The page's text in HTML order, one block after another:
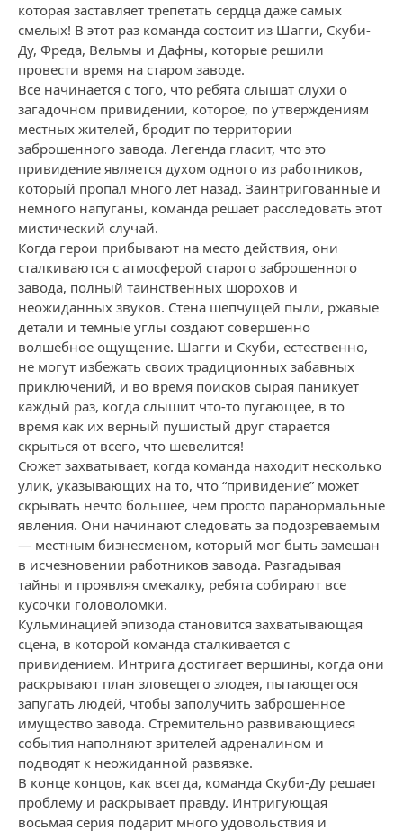
которая заставляет трепетать сердца даже самых
смелых! В этот раз команда состоит из Шагги, Скуби-
Ду, Фреда, Вельмы и Дафны, которые решили
провести время на старом заводе.
Все начинается с того, что ребята слышат слухи о
загадочном привидении, которое, по утверждениям
местных жителей, бродит по территории
заброшенного завода. Легенда гласит, что это
привидение является духом одного из работников,
который пропал много лет назад. Заинтригованные и
немного напуганы, команда решает расследовать этот
мистический случай.
Когда герои прибывают на место действия, они
сталкиваются с атмосферой старого заброшенного
завода, полный таинственных шорохов и
неожиданных звуков. Стена шепчущей пыли, ржавые
детали и темные углы создают совершенно
волшебное ощущение. Шагги и Скуби, естественно,
не могут избежать своих традиционных забавных
приключений, и во время поисков сырая паникует
каждый раз, когда слышит что-то пугающее, в то
время как их верный пушистый друг старается
скрыться от всего, что шевелится!
Сюжет захватывает, когда команда находит несколько
улик, указывающих на то, что “привидение” может
скрывать нечто большее, чем просто паранормальные
явления. Они начинают следовать за подозреваемым
— местным бизнесменом, который мог быть замешан
в исчезновении работников завода. Разгадывая
тайны и проявляя смекалку, ребята собирают все
кусочки головоломки.
Кульминацией эпизода становится захватывающая
сцена, в которой команда сталкивается с
привидением. Интрига достигает вершины, когда они
раскрывают план зловещего злодея, пытающегося
запугать людей, чтобы заполучить заброшенное
имущество завода. Стремительно развивающиеся
события наполняют зрителей адреналином и
подводят к неожиданной развязке.
В конце концов, как всегда, команда Скуби-Ду решает
проблему и раскрывает правду. Интригующая
восьмая серия подарит много удовольствия и